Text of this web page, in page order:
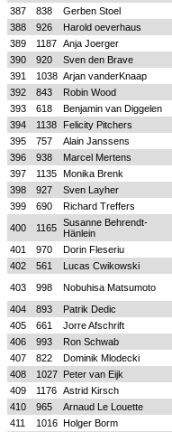
387 838 Gerben Stoel
388
926 Harold oeverhaus
389
1187 Anja Joerger
390
920 Sven den Brave
391
1038 Arjan vanderKnaap
392
843 Robin Wood
393
618 Benjamin van Diggelen
394
1138 Felicity Pitchers
395
757 Alain Janssens
396
938 Marcel Mertens
397
1135 Monika Brenk
398
927 Sven Layher
399
690 Richard Treffers
400
1165 Susanne Behrendt-
Hänlein
401
970 Dorin Fleseriu
402
561 Lucas Cwikowski
403
998 Nobuhisa Matsumoto
404
893 Patrik Dedic
405
661 Jorre Afschrift
406
993 Ron Schwab
407
822 Dominik Mlodecki
408
1027 Peter van Eijk
409
1176 Astrid Kirsch
410
965 Arnaud Le Louette
411
1016 Holger Borm